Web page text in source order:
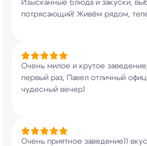
Изысканные блюда и закуски,
потрясающий! Живём рядом,
Очень милое и крутое
первый раз, Павел отличный
чудесный вечер)
Очень приятное заведение))